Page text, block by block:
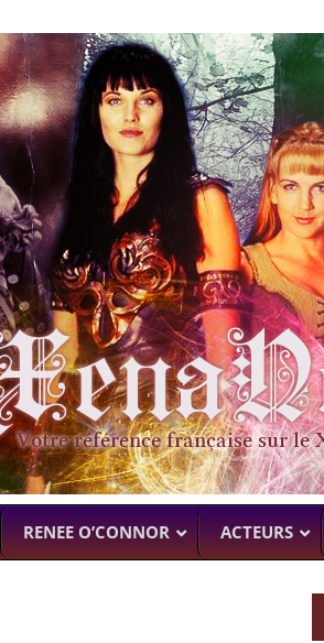
RENEE O’CONNOR ACTEURS